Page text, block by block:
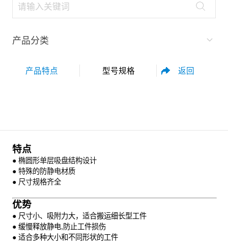
产品分类
产品特点 型号规格
性能参数
资料下载
返回
特点
● 椭圆形单层吸盘结构设计
● 特殊的防静电材质
● 尺寸规格齐全
优势
● 尺寸小、吸附力大，适合搬运细长型工件
●缓慢释放静电,防止工件损伤
●适合多种大小和不同形状的工件